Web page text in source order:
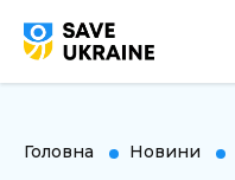
Головна Новини